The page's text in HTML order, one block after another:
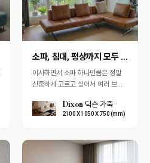
소파, 침대, 평상까지 모두 활용할 수 있는 모듈형 딕…
이사하면서 소파 하나만큼은 정말
신중하게 고르고 싶어서 여러 브랜
딕슨 소파 후기를 보고 바로 일산 펜
다 매장으…
Dixon 딕슨 가죽
2100 X 1050 X 750 (mm)